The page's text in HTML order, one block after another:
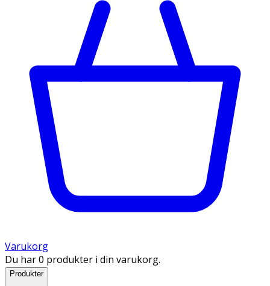
Varukorg
Du har 0 produkter i din varukorg.
Produkter